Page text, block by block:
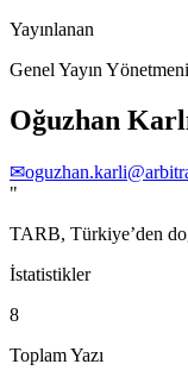
Yayınlanan
Genel Yayın
Oğuzhan
✉
"
TARB, Türkiye’den
İstatistikler
8
Toplam Yazı